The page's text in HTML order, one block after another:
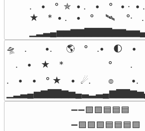
.　•　°  ✯  • .　•　°   • ·  •
★　*  • .　•　°　 🛰 　°·　.
🛸　.　　•.  　🌎　°　.•　🌓　•
.　•　★　*　　　　　°　　.　　🛰 　
.　•　•　° ★　•  ☄.       ๏
➖➖🟩🟩🟦🟦🟦
➖🟩🟩🟩🟦🟦🟦🟩